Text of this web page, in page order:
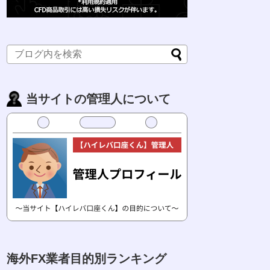
当サイトの管理人について
海外FX業者目的別ランキング